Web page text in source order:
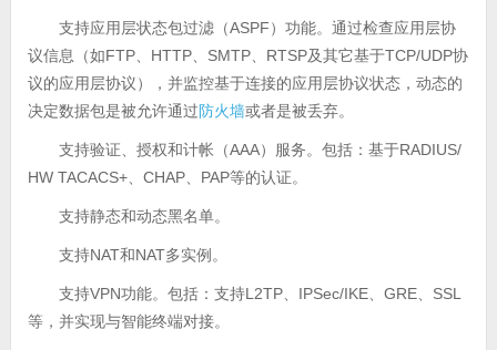
支持应用层状态包过滤（ASPF）功能。通过检查应用层协
议信息（如FTP、HTTP、SMTP、RTSP及其它基于TCP/UDP协
议的应用层协议），并监控基于连接的应用层协议状态，动态的
决定数据包是被允许通过防火墙或者是被丢弃。
支持验证、授权和计帐（AAA）服务。包括：基于RADIUS/
HW TACACS+、CHAP、PAP等的认证。
支持静态和动态黑名单。
支持NAT和NAT多实例。
支持VPN功能。包括：支持L2TP、IPSec/IKE、GRE、SSL
等，并实现与智能终端对接。